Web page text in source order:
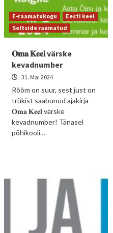
E-raamatukogu
Eesti keel
Seltside raamatud
𝐎𝐦𝐚 𝐊𝐞𝐞𝐥 värske
kevadnumber
31. Mai 2024
Rõõm on suur, sest just on
trükist saabunud ajakirja
𝐎𝐦𝐚 𝐊𝐞𝐞𝐥 värske
kevadnumber! Tänasel
põhikooli…